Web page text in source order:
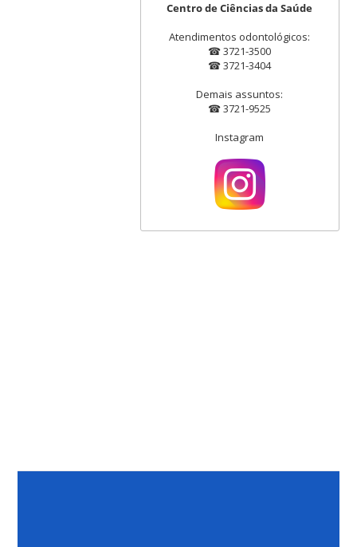
Centro de Ciências da Saúde
Atendimentos odontológicos:
☎ 3721-3500
☎ 3721-3404
Demais assuntos:
☎ 3721-9525
Instagram